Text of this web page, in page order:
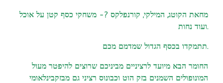
מחאת הקוטג, המילקי, קורנפלקס ?- משחקי כסף קטן על אוכל
ועוד נחות.
תתמקדו בכסף הגדול שמדמם מכם.
החומר הבא מיועד לרציניים מביניכם שרוצים להיפטר מעול
המונופולים השמנים בזק הוט וכבונוס רציני גם מבזקבינלאומי